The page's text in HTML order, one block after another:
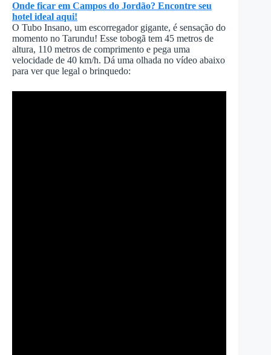
Onde ficar em Campos do Jordão? Encontre seu
hotel ideal aqui!
O Tubo Insano, um escorregador gigante, é sensação do
momento no Tarundu! Esse tobogã tem 45 metros de
altura, 110 metros de comprimento e pega uma
velocidade de 40 km/h. Dá uma olhada no vídeo abaixo
para ver que legal o brinquedo: